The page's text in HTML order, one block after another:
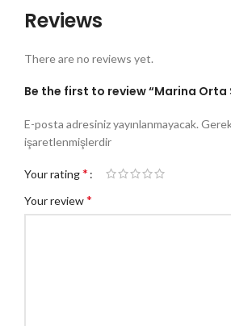
Reviews
There are no reviews yet.
Be the first to review “Marina Orta
E-posta adresiniz yayınlanmayacak.
işaretlenmişlerdir
Your rating*
Your review*